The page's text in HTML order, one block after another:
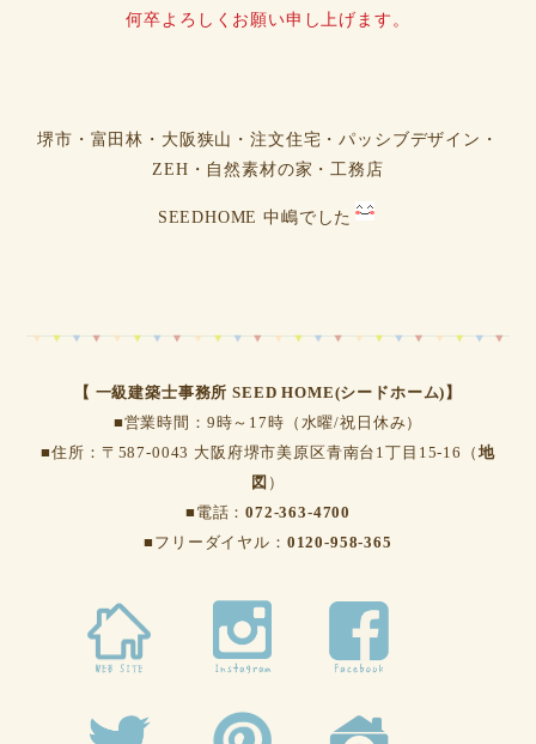
何卒よろしくお願い申し上げます。
堺市・富田林・大阪狭山・注文住宅・パッシブデザイン・
ZEH・自然素材の家・工務店
SEEDHOME 中嶋でした
【 一級建築士事務所 SEED HOME(シードホーム)】
■営業時間：9時～17時（水曜/祝日休み）
■住所：〒587-0043 大阪府堺市美原区青南台1丁目15-16（ 地
図 ）
■電話：072-363-4700
■フリーダイヤル： 0120-958-365